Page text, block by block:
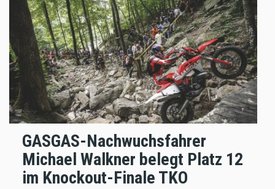
GASGAS-Nachwuchsfahrer
Michael Walkner belegt Platz 12
im Knockout-Finale TKO